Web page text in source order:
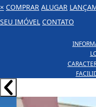
× COMPRAR ALUGAR
SEU IMÓVEL CONTATO